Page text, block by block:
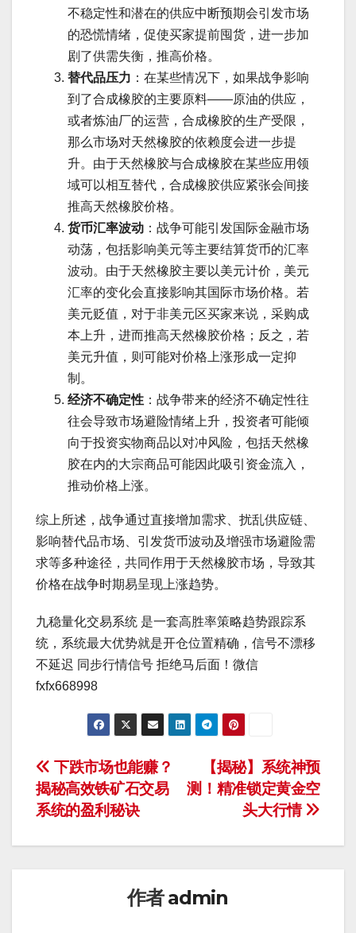
不稳定性和潜在的供应中断预期会引发市场
的恐慌情绪，促使买家提前囤货，进一步加
剧了供需失衡，推高价格。
替代品压力 ：在某些情况下，如果战争影响
到了合成橡胶的主要原料——原油的供应，
或者炼油厂的运营，合成橡胶的生产受限，
那么市场对天然橡胶的依赖度会进一步提
升。由于天然橡胶与合成橡胶在某些应用领
域可以相互替代，合成橡胶供应紧张会间接
推高天然橡胶价格。
货币汇率波动 ：战争可能引发国际金融市场
动荡，包括影响美元等主要结算货币的汇率
波动。由于天然橡胶主要以美元计价，美元
汇率的变化会直接影响其国际市场价格。若
美元贬值，对于非美元区买家来说，采购成
本上升，进而推高天然橡胶价格；反之，若
美元升值，则可能对价格上涨形成一定抑
制。
经济不确定性 ：战争带来的经济不确定性往
往会导致市场避险情绪上升，投资者可能倾
向于投资实物商品以对冲风险，包括天然橡
胶在内的大宗商品可能因此吸引资金流入，
推动价格上涨。
综上所述，战争通过直接增加需求、扰乱供应链、
影响替代品市场、引发货币波动及增强市场避险需
求等多种途径，共同作用于天然橡胶市场，导致其
价格在战争时期易呈现上涨趋势。
九稳量化交易系统 是一套高胜率策略趋势跟踪系
统，系统最大优势就是开仓位置精确，信号不漂移
不延迟 同步行情信号 拒绝马后面！微信
fxfx668998
文
章
导
【揭秘】系统神预
测！精准锁定黄金空
头大行情
下跌市场也能赚？
揭秘高效铁矿石交易
系统的盈利秘诀
作者admin